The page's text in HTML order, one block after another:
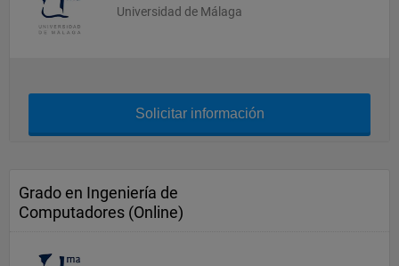
Universidad de Málaga
Solicitar información
Grado en Ingeniería de
Computadores (Online)